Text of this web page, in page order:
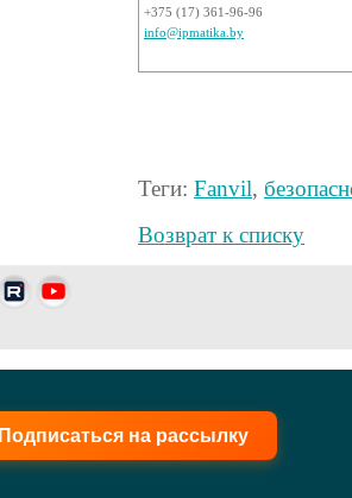
+375 (17) 361-96-96
info@ipmatika.by
Теги: Fanvil,
Возврат к списку
Подписаться на рассылку